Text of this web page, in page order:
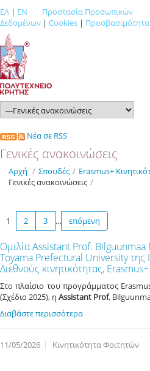
ΕΛ | EN
Προστασία Προσωπικών
Δεδομένων | Cookies | Προσβασιμότητα
Νέα σε RSS
Γενικές ανακοινώσεις
Αρχή / Σπουδές / Εrasmus+
Γενικές ανακοινώσεις /
1 2 3 … επόμενη
Ομιλία Assistant Prof.
Toyama Prefectural University της
Διεθνούς κινητικότητας, Erasmus+
Στο πλαίσιο του προγράμματος
(Σχέδιο 2025), η Assistant Prof,
Διαβάστε περισσότερα
11/05/2026 Κινητικότητα Φοιτητών